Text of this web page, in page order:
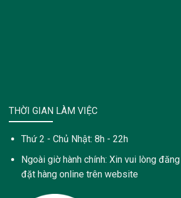
THỜI GIAN LÀM VIỆC
Thứ 2 - Chủ Nhật: 8h - 22h
Ngoài giờ hành chính: Xin vui lòng
đặt hàng online trên website